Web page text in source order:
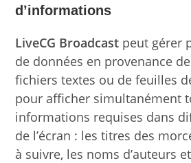
d’informations
LiveCG Broadcast peut gérer
de données en provenance
fichiers textes ou de feuilles
pour afficher simultanément
informations requises dans
de l’écran : les titres des
à suivre, les noms d’auteurs